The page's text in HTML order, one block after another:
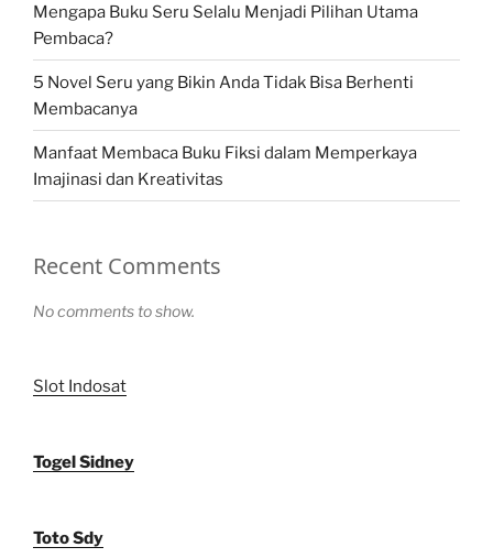
Mengapa Buku Seru Selalu Menjadi Pilihan Utama
Pembaca?
5 Novel Seru yang Bikin Anda Tidak Bisa Berhenti
Membacanya
Manfaat Membaca Buku Fiksi dalam Memperkaya
Imajinasi dan Kreativitas
Recent Comments
No comments to show.
Slot Indosat
Togel Sidney
Toto Sdy